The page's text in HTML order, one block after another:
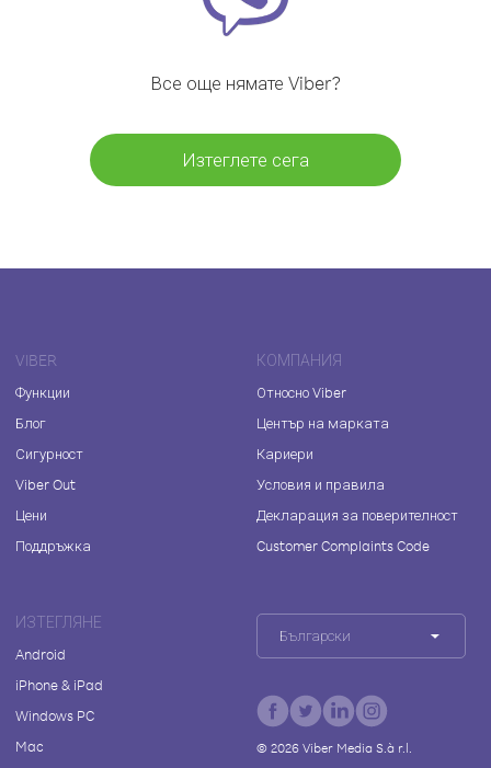
Все още нямате Viber?
Изтеглете сега
VIBER
Функции
Блог
Сигурност
Viber Out
Цени
Поддръжка
КОМПАНИЯ
Относно Viber
Център на марката
Кариери
Условия и правила
Декларация за поверителност
Customer Complaints Code
ИЗТЕГЛЯНЕ
Android
iPhone & iPad
Windows PC
Mac
Български
© 2026Viber Media S.à r.l.